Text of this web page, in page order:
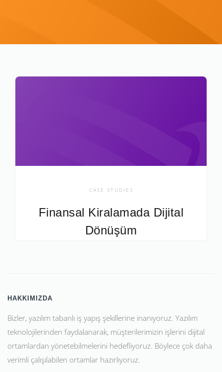
CASE STUDIES
Finansal Kiralamada Dijital
Dönüşüm
HAKKIMIZDA
Bizler, yazılım tabanlı iş yapış şekillerine inanıyoruz. Yazılım
teknolojilerinden faydalanarak, müşterilerimizin işlerini dijital
ortamlardan yönetebilmelerini hedefliyoruz. Böylece çok daha
verimli çalışılabilen ortamlar hazırlıyoruz.